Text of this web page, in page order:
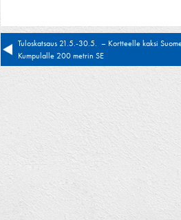
Artikkelien
selaus
Tuloskatsaus 21.5.-30.5. – Kortteelle kaksi
Kumpulalle 200 metrin SE